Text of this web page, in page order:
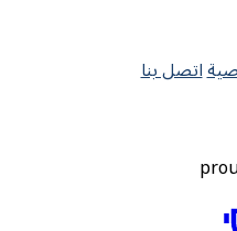
اتصل بنا